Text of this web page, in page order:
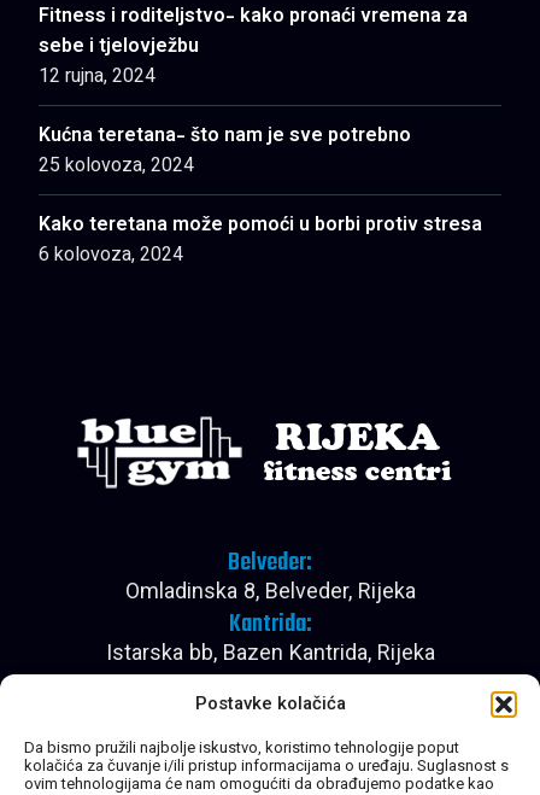
Postavke kolačića
Da bismo pružili najbolje iskustvo, koristimo tehnologije poput
kolačića za čuvanje i/ili pristup informacijama o uređaju. Suglasnost s
ovim tehnologijama će nam omogućiti da obrađujemo podatke kao
Fitness i roditeljstvo- kako pronaći vremena za
sebe i tjelovježbu
12 rujna, 2024
Kućna teretana- što nam je sve potrebno
25 kolovoza, 2024
Kako teretana može pomoći u borbi protiv stresa
6 kolovoza, 2024
Belveder:
Omladinska 8, Belveder, Rijeka
Kantrida:
Istarska bb, Bazen Kantrida, Rijeka
Pon - Pet:
08:00 - 22:30
Subota:
08:00 - 20:30